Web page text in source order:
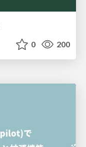
0 200